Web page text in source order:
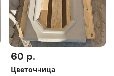
60 р.
Цветочница